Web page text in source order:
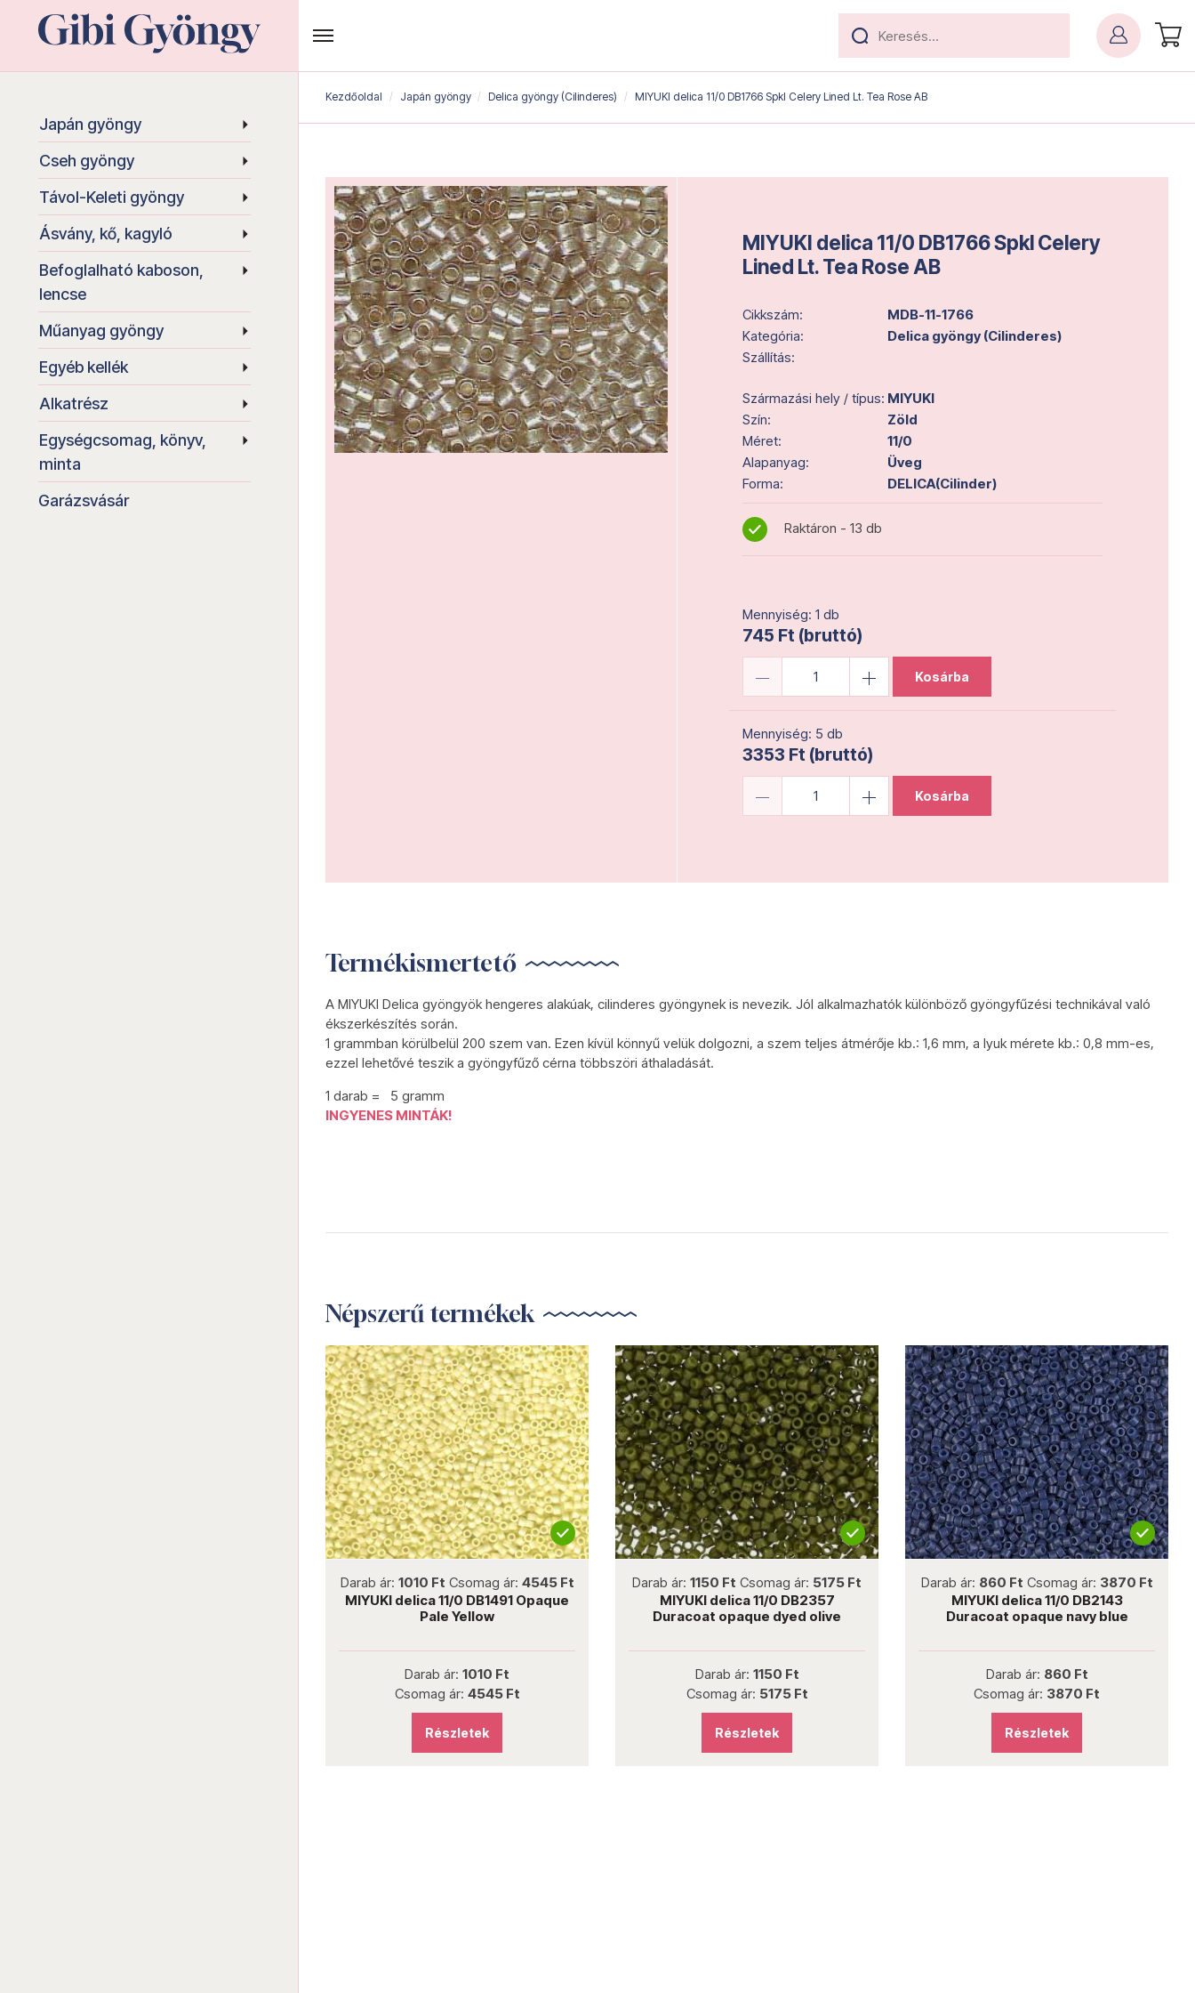
Japán gyöngy
Cseh gyöngy
Távol-Keleti gyöngy
Ásvány, kő, kagyló
Befoglalható kaboson,
lencse
Műanyag gyöngy
Egyéb kellék
Alkatrész
Egységcsomag, könyv,
minta
Garázsvásár
Kezdőoldal Japán gyöngy Delica gyöngy (Cilinderes) MIYUKI delica 11/0 DB1766 Spkl Celery Lined Lt. Tea Rose AB
MIYUKI delica 11/0 DB1766 Spkl Celery
Lined Lt. Tea Rose AB
Cikkszám:
MDB-11-1766
Kategória:
Delica gyöngy (Cilinderes)
Szállítás:
Származási hely / típus: MIYUKI
Szín:
Zöld
Méret:
11/0
Alapanyag:
Üveg
Forma:
DELICA(Cilinder)
Raktáron - 13 db
Mennyiség: 1 db
745 Ft (bruttó)
Kosárba
Mennyiség: 5 db
3353 Ft (bruttó)
Kosárba
Termékismertető
A MIYUKI Delica gyöngyök hengeres alakúak, cilinderes gyöngynek is nevezik. Jól alkalmazhatók különböző gyöngyfűzési technikával való
ékszerkészítés során.
1 grammban körülbelül 200 szem van. Ezen kívül könnyű velük dolgozni, a szem teljes átmérője kb.: 1,6 mm, a lyuk mérete kb.: 0,8 mm-es,
ezzel lehetővé teszik a gyöngyfűző cérna többszöri áthaladását.
1 darab = 5 gramm
INGYENES MINTÁK!
Népszerű termékek
Darab ár: 1010 Ft Csomag ár: 4545 Ft
MIYUKI delica 11/0 DB1491 Opaque
Pale Yellow
Darab ár: 1010 Ft
Csomag ár: 4545 Ft
Részletek
Darab ár: 1150 Ft Csomag ár: 5175 Ft
MIYUKI delica 11/0 DB2357
Duracoat opaque dyed olive
Darab ár: 1150 Ft
Csomag ár: 5175 Ft
Részletek
Darab ár: 860 Ft Csomag ár: 3870 Ft
MIYUKI delica 11/0 DB2143
Duracoat opaque navy blue
Darab ár: 860 Ft
Csomag ár: 3870 Ft
Részletek